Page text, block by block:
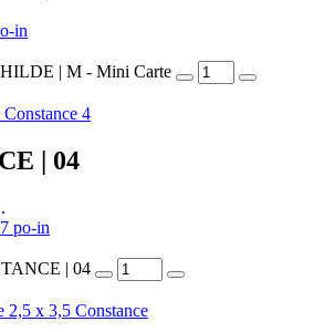
in
| M - Mini Carte
| 04
po-in
| 04